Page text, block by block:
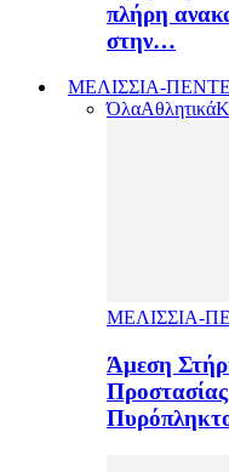
πλήρη
στην…
ΜΕΛΙΣΣΙΑ-
ΌλαΑθλητικά
ΜΕΛΙΣΣΙΑ-
Άμεση